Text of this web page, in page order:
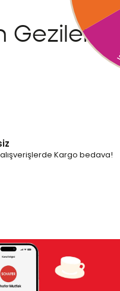
Gezilenler
alışverişlerde Kargo bedava!